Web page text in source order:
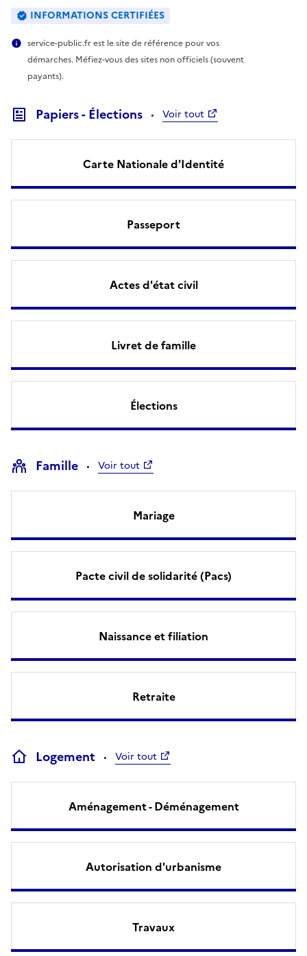
INFORMATIONS CERTIFIÉES
service-public.fr est le site de référence pour vos
démarches. Méfiez-vous des sites non officiels (souvent
payants).
Papiers - Élections Voir tout
Carte Nationale d'Identité
Passeport
Actes d'état civil
Livret de famille
Élections
Famille Voir tout
Mariage
Pacte civil de solidarité (Pacs)
Naissance et filiation
Retraite
Logement Voir tout
Aménagement - Déménagement
Autorisation d'urbanisme
Travaux